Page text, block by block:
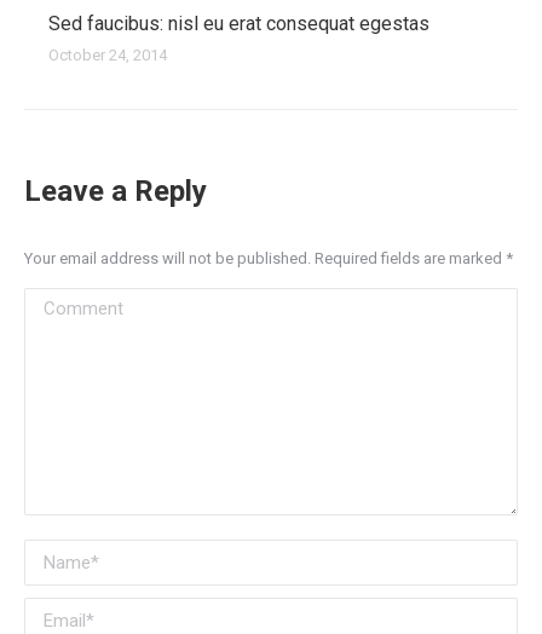
Sed faucibus: nisl eu erat consequat egestas
October 24, 2014
Leave a Reply
Your email address will not be published. Required fields are marked *
Comment
Name *
Email *